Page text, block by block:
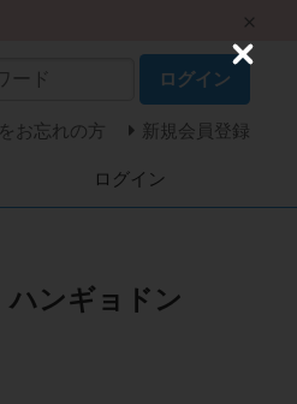
ログイン
お忘れの方 新規会員登録
ログイン
ンギョドン
C
o
s
e